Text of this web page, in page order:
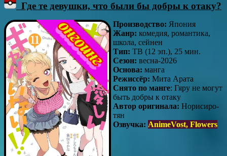
Где те девушки, что были бы добры к отаку?
Производство: Япония
Жанр: комедия, романтика,
школа, сейнен
Тип: ТВ (12 эп.), 25 мин.
Сезон: весна-2026
Основа: манга
Режиссёр: Мита Арата
Снято по манге: Гяру не могут
быть добры к отаку
Автор оригинала: Норисиро-
тян
Озвучка: AnimeVost, Flowers